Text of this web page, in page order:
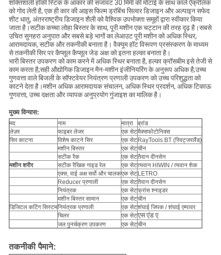
शक्तिशाली हॉकी स्टिक के आकार की सजावट 30 मिमी की मोटाई के साथ काले ऐक्रेलिक
को गोद लेती है, एक ही कार की आइस फिल्म ड्रॉबेंच सिल्वर डिजाइन और अल्पाइन सफेद
शीट धातु, अंतरराष्ट्रीय डिजाइन शैली को वैश्विक उपभोक्ता समूहों द्वारा स्वीकार किया
जाता है।सटीक कच्चा लोहा बिस्तर के साथ, पूरी मशीन एक चट्टान की तरह दृढ़ है।सबसे
उचित सुनहरा अनुपात और सबसे बड़े भागों का लेआउट पूरी मशीन को अधिक स्थिर,
आरामदायक, सटीक और तकनीकी बनाता है। वैक्यूम हॉट विरूपण प्रसंस्करण के माध्यम
से तकनीकी सिर पर कैप्सूल कैप्सूल जेड अक्ष को इतना हल्का बनाता है।
भारी बिस्तर उपकरण को काम करने में अधिक स्थिर बनाता है, हल्का क्रॉसबीम इसे तेजी से
काम करता है;सही औद्योगिक डिजाइन मैन-मशीन इंजीनियरिंग के अनुरूप अधिक है;उच्च
गुणवत्ता वाले बिजली के सॉफ्टवेयर नियंत्रण प्रणाली उपकरण को उच्च परिशुद्धता को
काटने देता है।मशीन अधिक आरामदायक संचालन, अधिक स्थिर प्रदर्शन, अधिक टिकाऊ
गुणवत्ता, उच्च दक्षता और व्यापक अनुप्रयोग गुंजाइश का मालिक है।
मुख्य विन्यास:
मद नाम मात्रा
ब्रांड
लेज़र
फाइबर लेजर एक सेटमैक्सफोटोनिक्स
सिर काटना
विशेष काटने सिर एक सेटRayTools BT (स्विट्जरलैंड)
मशीन बिस्तर
एक सेटचीन
सटीक रैक
एक सेटतैवान दीनसेन
मशीन शरीर
सटीक रैखिक गाइड रेल एक सेटत्यवान HIWIN / त्यवान शेक
एक्स, वाई अक्ष सर्वो और चालकएक सेटLETRO
Reducer प्रणाली
एक सेटतैवान दीनसेन
नियंत्रक
एक सेटफ्रांस श्नाइडर
मशीन बिस्तर सामान
एक सेटचीन
डिजिटल कटिंग सिस्टमनियंत्रक प्रणाली एक सेटशंघाई जिपक / शंघाई एम्पावर
चिलर
एक सेटएस एंड ए
जल पुनर्चक्रण उपकरण एक सेटचीन
तकनीकी पैमाने: